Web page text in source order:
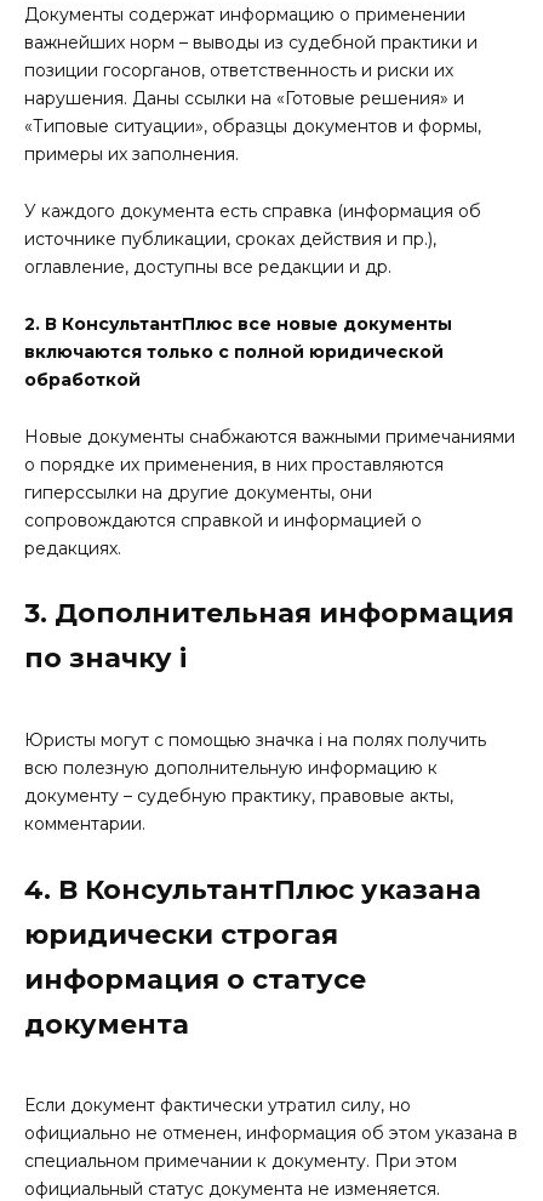
Документы содержат информацию o применении
важнейших норм – выводы из судебной практики и
позиции госорганов, ответственность и риски их
нарушения. Даны ссылки на «Готовые решения» и
«Типовые ситуации», образцы документов и формы,
примеры их заполнения.
У каждого документа есть справка (информация об
источнике публикации, сроках действия и пр.),
оглавление, доступны все редакции и др.
2. В КонсультантПлюс все новые документы
включаются только с полной юридической
обработкой
Новые документы снабжаются важными примечаниями
о порядке их применения, в них проставляются
гиперссылки на другие документы, они
сопровождаются справкой и информацией о
редакциях.
3. Дополнительная информация
по значку i
Юристы могут с помощью значка i на полях получить
всю полезную дополнительную информацию к
документу – судебную практику, правовые акты,
комментарии.
4. В КонсультантПлюс указана
юридически строгая
информация о статусе
документа
Если документ фактически утратил силу, но
официально не отменен, информация об этом указана в
специальном примечании к документу. При этом
официальный статус документа не изменяется.